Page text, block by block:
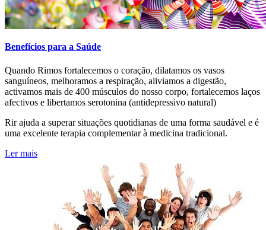
Benefícios para a Saúde
Quando Rimos fortalecemos o coração, dilatamos os vasos
sanguíneos, melhoramos a respiração, aliviamos a digestão,
activamos mais de 400 músculos do nosso corpo, fortalecemos laços
afectivos e libertamos serotonina (antidepressivo natural)
Rir ajuda a superar situações quotidianas de uma forma saudável e é
uma excelente terapia complementar à medicina tradicional.
Ler mais